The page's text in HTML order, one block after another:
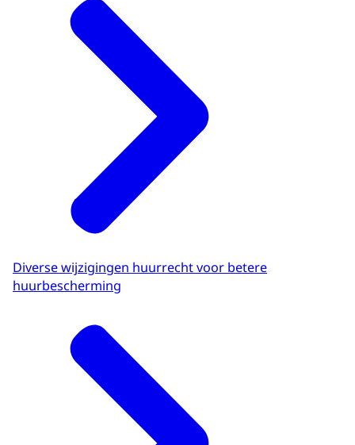
Diverse wijzigingen huurrecht voor betere
huurbescherming